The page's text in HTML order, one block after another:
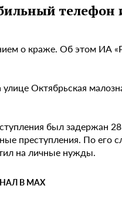
телефон
о краже. Об этом ИА
Октябрьская
был задержан
преступления. По его
на личные нужды.
В MAX